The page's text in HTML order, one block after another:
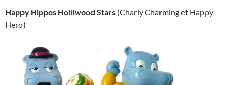
Happy Hippos Holliwood Stars (Charly Charming et Happy
Hero)